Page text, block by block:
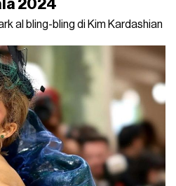
2024
al bling-bling di Kim Kardashian